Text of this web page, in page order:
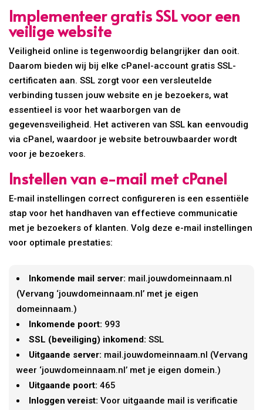
Implementeer gratis SSL voor een
veilige website
Veiligheid online is tegenwoordig belangrijker dan ooit.
Daarom bieden wij bij elke cPanel-account gratis SSL-
certificaten aan. SSL zorgt voor een versleutelde
verbinding tussen jouw website en je bezoekers, wat
essentieel is voor het waarborgen van de
gegevensveiligheid. Het activeren van SSL kan eenvoudig
via cPanel, waardoor je website betrouwbaarder wordt
voor je bezoekers.
Instellen van e-mail met cPanel
E-mail instellingen correct configureren is een essentiële
stap voor het handhaven van effectieve communicatie
met je bezoekers of klanten. Volg deze e-mail instellingen
voor optimale prestaties:
Inkomende mail server: mail.jouwdomeinnaam.nl
(Vervang ‘jouwdomeinnaam.nl’ met je eigen
domeinnaam.)
Inkomende poort: 993
SSL (beveiliging) inkomend: SSL
Uitgaande server: mail.jouwdomeinnaam.nl (Vervang
weer ‘jouwdomeinnaam.nl’ met je eigen domein.)
Uitgaande poort: 465
Inloggen vereist: Voor uitgaande mail is verificatie